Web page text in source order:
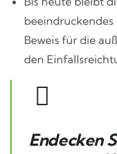
Beweis für die
den
Endecken